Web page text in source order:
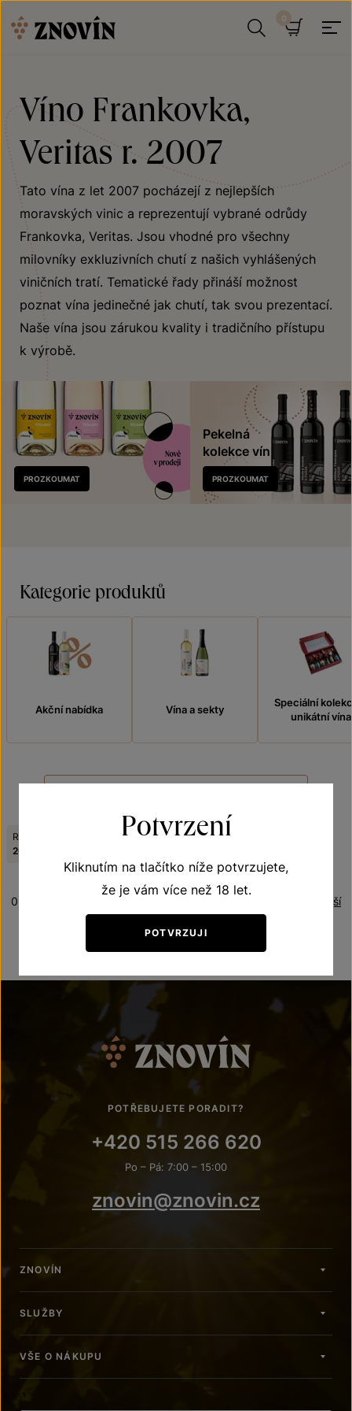
Víno Frankovka,
Veritas r. 2007
Tato vína z let 2007 pocházejí z nejlepších
moravských vinic a reprezentují vybrané odrůdy
Frankovka, Veritas. Jsou vhodné pro všechny
milovníky exkluzivních chutí z našich vyhlášených
viničních tratí. Tematické řady přináší možnost
poznat vína jedinečné jak chutí, tak svou prezentací.
Naše vína jsou zárukou kvality i tradičního přístupu
k výrobě.
Nově
v prodeji
PROZKOUMAT
Pekelná
kolekce vín
PROZKOUMAT
Kategorie produktů
Akční nabídka Vína a sekty
Speciální
unikátní vína
Ročník:
2007
Odrůda:
Nejlevnější
0 produktů
POTŘEBUJETE PORADIT?
+420 515 266 620
Po – Pá: 7:00 – 15:00
znovin@znovin.cz
ZNOVÍN
SLUŽBY
VŠE O NÁKUPU
Potvrzení
Kliknutím na tlačítko níže potvrzujete,
že je vám více než 18 let.
POTVRZUJI